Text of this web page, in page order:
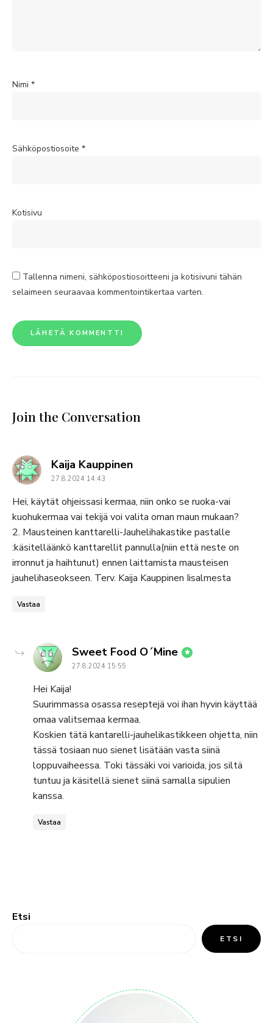
Nimi *
Sähköpostiosoite *
Kotisivu
Tallenna nimeni, sähköpostiosoitteeni ja kotisivuni tähän
selaimeen seuraavaa kommentointikertaa varten.
Join the Conversation
Kaija Kauppinensays:
27.8.2024 14:43
Hei, käytät ohjeissasi kermaa, niin onko se ruoka-vai
kuohukermaa vai tekijä voi valita oman maun mukaan?
2. Mausteinen kanttarelli-Jauhelihakastike pastalle
:käsitelläänkö kanttarellit pannulla(niin että neste on
irronnut ja haihtunut) ennen laittamista mausteisen
jauhelihaseokseen. Terv. Kaija Kauppinen Iisalmesta
Vastaa
Sweet Food O´Mine says:
27.8.2024 15:55
Hei Kaija!
Suurimmassa osassa reseptejä voi ihan hyvin käyttää
omaa valitsemaa kermaa.
Koskien tätä kantarelli-jauhelikastikkeen ohjetta, niin
tässä tosiaan nuo sienet lisätään vasta siinä
loppuvaiheessa. Toki tässäki voi varioida, jos siltä
tuntuu ja käsitellä sienet siinä samalla sipulien
kanssa.
Vastaa
Etsi
ETSI